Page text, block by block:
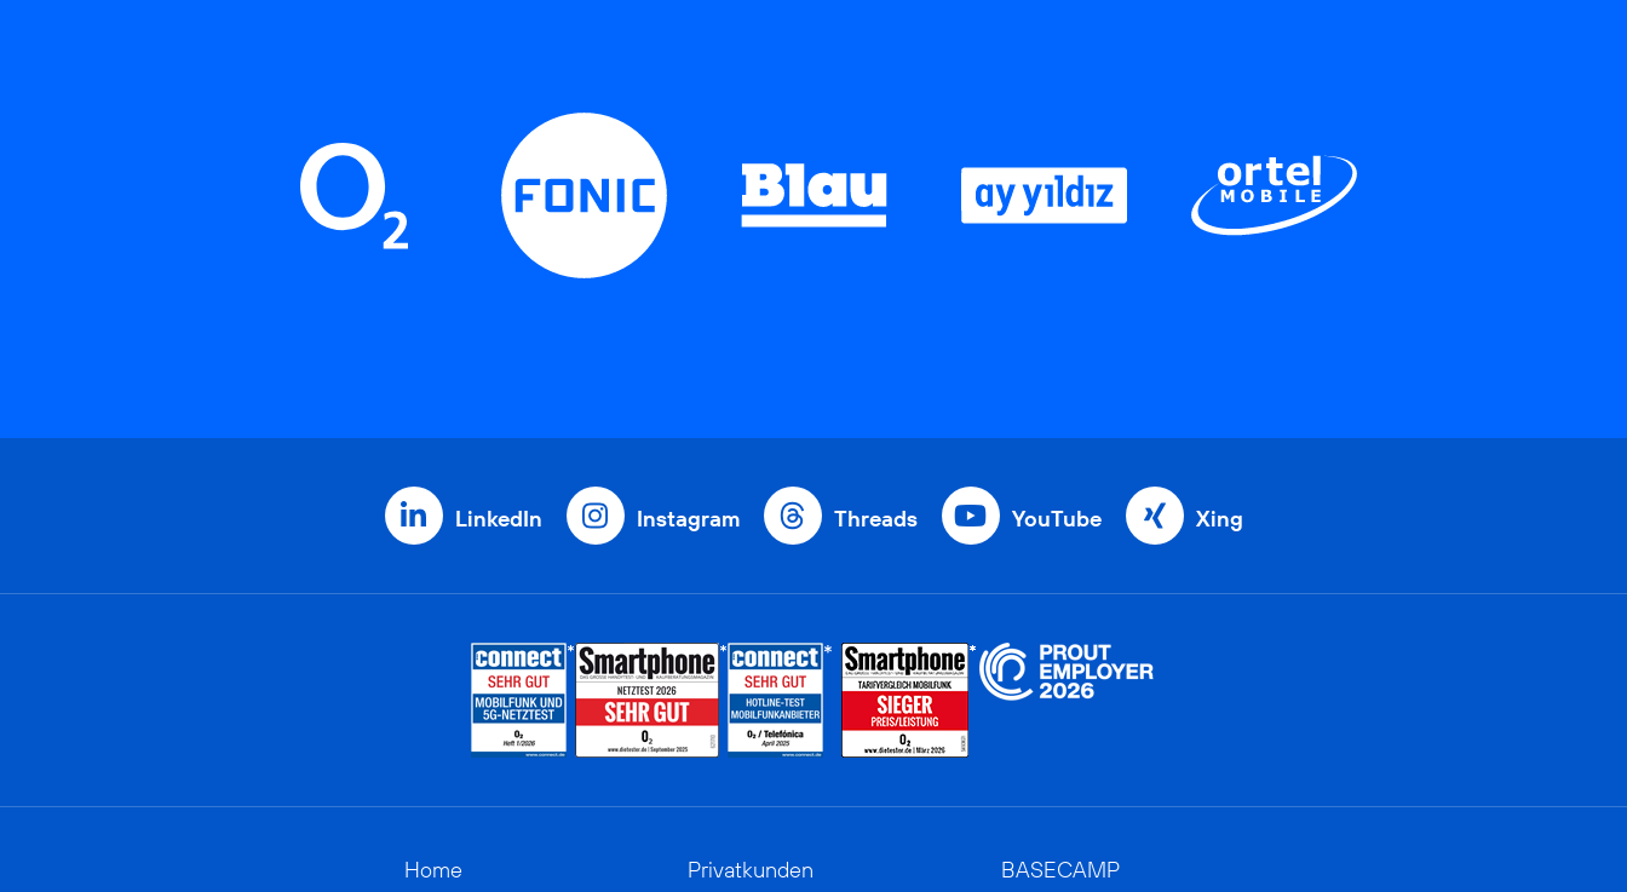
LinkedIn Instagram Threads YouTube Xing
Home Privatkunden BASECAMP